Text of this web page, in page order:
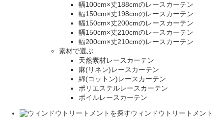
幅100cm×丈188cmのレースカーテン
幅150cm×丈198cmのレースカーテン
幅150cm×丈200cmのレースカーテン
幅150cm×丈210cmのレースカーテン
幅200cm×丈210cmのレースカーテン
素材で選ぶ
天然素材レースカーテン
麻(リネン)レースカーテン
綿(コットン)レースカーテン
ポリエステルレースカーテン
ボイルレースカーテン
ウィンドウトリートメント